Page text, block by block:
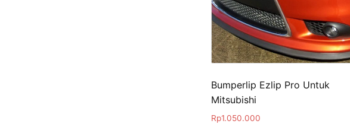
Bumperlip Ezlip Pro Untuk
Mitsubishi
Rp1.050.000